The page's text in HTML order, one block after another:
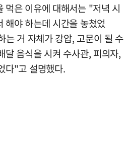
먹은 이유에 대해서는 "저녁 시
해야 하는데 시간을 놓쳤었
는 거 자체가 강압, 고문이 될 수
달 음식을 시켜 수사관, 피의자,
다"고 설명했다.